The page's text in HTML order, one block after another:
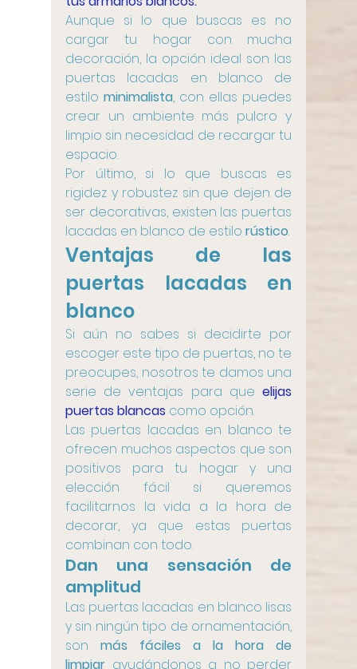
Aunque si lo que buscas es no
cargar tu hogar con mucha
decoración, la opción ideal son las
puertas lacadas en blanco de
estilo minimalista, con ellas puedes
crear un ambiente más pulcro y
limpio sin necesidad de recargar tu
espacio.
Por último, si lo que buscas es
rigidez y robustez sin que dejen de
ser decorativas, existen las puertas
lacadas en blanco de estilo rústico.
Ventajas de las
puertas lacadas en
blanco
Si aún no sabes si decidirte por
escoger este tipo de puertas, no te
preocupes, nosotros te damos una
serie de ventajas para que elijas
puertas blancas como opción.
Las puertas lacadas en blanco te
ofrecen muchos aspectos que son
positivos para tu hogar y una
elección fácil si queremos
facilitarnos la vida a la hora de
decorar, ya que estas puertas
combinan con todo.
Dan una sensación de
amplitud
Las puertas lacadas en blanco lisas
y sin ningún tipo de ornamentación,
son más fáciles a la hora de
limpiar ayudándonos a no perder